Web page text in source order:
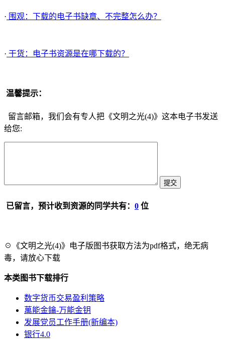
· 围观：下载的电子书缺章、不完整怎么办？
· 干货：电子书资源是在哪下载的？
温馨提示：
留言邮箱，我们会有专人把《文明之光(4)》这本电子书发送
给您:
已留言，预计收到资源的同学共有： 0 位
☉《文明之光(4)》电子版图书获取方法为pdf格式，绝无病
毒，请放心下载
本类图书下载排行
数字货币交易盈利策略
萬能金鑰-万能金钥
发展党员工作手册(新编本)
银行4.0